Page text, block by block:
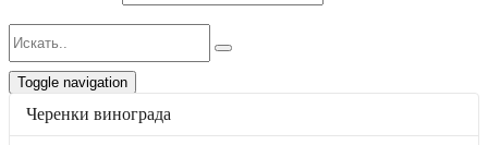
Toggle navigation
Каталог
p
Черенки винограда